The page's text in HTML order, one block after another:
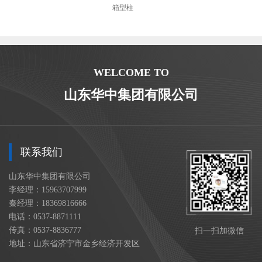
箱型柱
WELCOME TO
山东华中集团有限公司
联系我们
山东华中集团有限公司
李经理：15963707999
秦经理：18369816666
电话：0537-8871111
传真：0537-8836777
地址：山东省济宁市金乡经济开发区
扫一扫加微信